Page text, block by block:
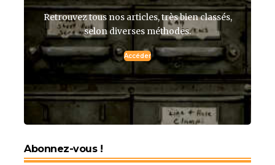
Retrouvez tous nos articles, très bien classés,
selon diverses méthodes.
Accéder
Abonnez-vous !